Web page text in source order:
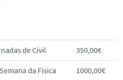
de Civil 350,00€
da Física 1000,00€